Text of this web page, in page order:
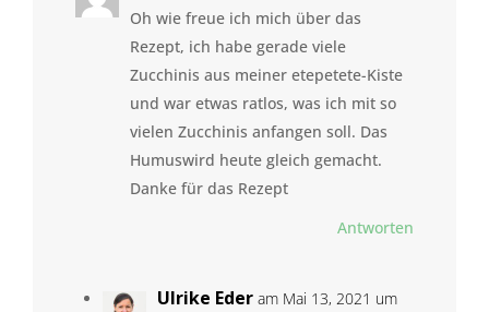
Oh wie freue ich mich über das
Rezept, ich habe gerade viele
Zucchinis aus meiner etepetete-Kiste
und war etwas ratlos, was ich mit so
vielen Zucchinis anfangen soll. Das
Humuswird heute gleich gemacht.
Danke für das Rezept
Antworten
Ulrike Eder am Mai 13, 2021 um